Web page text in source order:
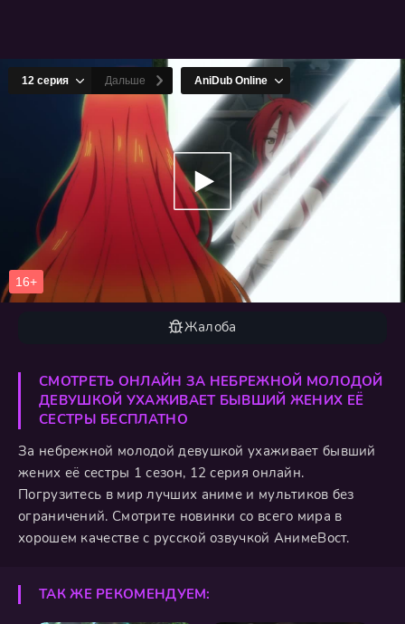
Жалоба
СМОТРЕТЬ ОНЛАЙН ЗА НЕБРЕЖНОЙ МОЛОДОЙ
ДЕВУШКОЙ УХАЖИВАЕТ БЫВШИЙ ЖЕНИХ ЕЁ
СЕСТРЫ БЕСПЛАТНО
За небрежной молодой девушкой ухаживает бывший
жених её сестры 1 сезон, 12 серия онлайн.
Погрузитесь в мир лучших аниме и мультиков без
ограничений. Смотрите новинки со всего мира в
хорошем качестве с русской озвучкой АнимеВост.
ТАК ЖЕ РЕКОМЕНДУЕМ: